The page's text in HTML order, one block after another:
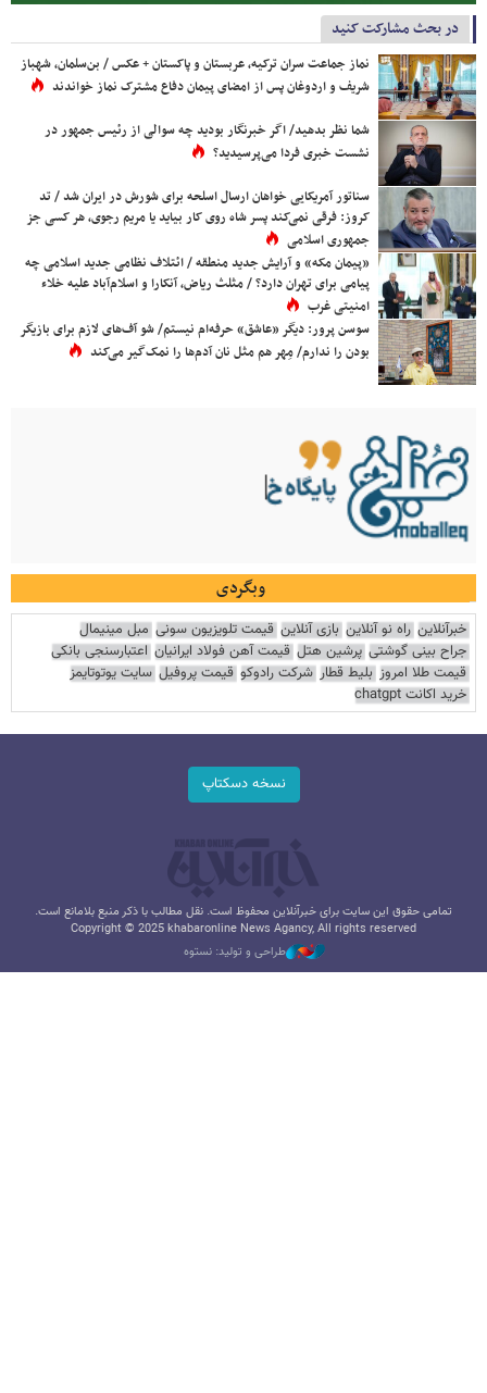
در بحث مشارکت کنید
نماز جماعت سران ترکیه، عربستان و پاکستان + عکس / بن‌سلمان، شهباز
شریف و اردوغان پس از امضای پیمان دفاع مشترک نماز خواندند
شما نظر بدهید/ اگر خبرنگار بودید چه سوالی از رئیس جمهور در
نشست خبری فردا می‌پرسیدید؟
سناتور آمریکایی خواهان ارسال اسلحه برای شورش در ایران شد / تد
کروز: فرقی نمی‌کند پسر شاه روی کار بیاید یا مریم رجوی، هر کسی جز
جمهوری اسلامی
«پیمان مکه» و آرایش جدید منطقه / ائتلاف نظامی جدید اسلامی چه
پیامی برای تهران دارد؟ / مثلث ریاض، آنکارا و اسلام‌آباد علیه خلاء
امنیتی غرب
سوسن پرور: دیگر «عاشق» حرفه‌ام نیستم/ شو آف‌های لازم برای بازیگر
بودن را ندارم/ مِهر هم مثل نان آدم‌ها را نمک‌گیر می‌کند
وبگردی
خبرآنلاین راه نو آنلاین بازی آنلاین قیمت تلویزیون سونی مبل مینیمال
جراح بینی گوشتی پرشین هتل قیمت آهن فولاد ایرانیان اعتبارسنجی بانکی
قیمت طلا امروز بلیط قطار شرکت رادوکو قیمت پروفیل سایت یوتوتایمز
خرید اکانت chatgpt
نسخه دسکتاپ
تمامی حقوق این سایت برای خبرآنلاین محفوظ است. نقل مطالب با ذکر منبع بلامانع است.
Copyright © 2025 khabaronline News Agancy, All rights reserved
طراحی و تولید: نستوه